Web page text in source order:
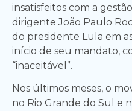
insatisfeitos com a
dirigente João Paulo
do presidente Lula em
início de seu mandato,
“inaceitável”.
Nos últimos meses, o
no Rio Grande do Sul e